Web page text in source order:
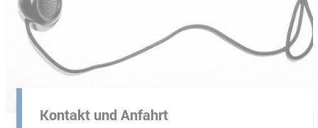
Kontakt und Anfahrt